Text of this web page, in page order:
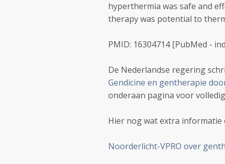
hyperthermia was safe and
therapy was potential to
PMID: 16304714 [PubMed -
De Nederlandse regering
Gendicine en gentherapie
onderaan pagina voor
Hier nog wat extra informatie
Noorderlicht-VPRO over